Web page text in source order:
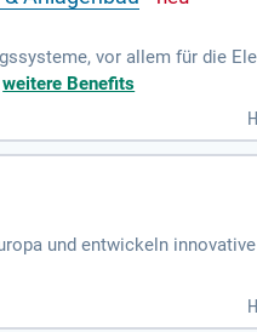
vor allem für die
weitere Benefits
und entwickeln